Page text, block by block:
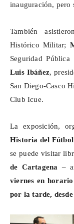
inauguración, pero
También
Histórico Militar;
Seguridad Pública
Luis Ibáñez,
San Diego-Casco
Club Icue.
La exposición,
Historia del
se puede visitar
de Cartagena –
viernes en
por la tarde,